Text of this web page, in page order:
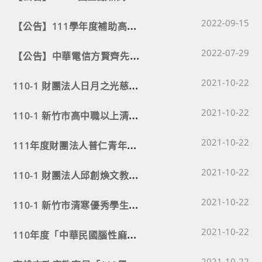
【
公告】111學年度補助高級中等以下學校原住民優秀學生獎學金要點及實施計畫 Post published:
2022-09-15
【
公告】中華電信方賢齊先生獎學金 Post published:
2022-07-29
1
10-1 財團法人日月之光慈善事業基金會清寒學子助學金 Post published:
2021-10-22
1
10-1 新竹市高中職以上清寒優秀學生獎學金 Post published:
2021-10-22
1
11年度財團法人普仁青年關懷基金會大手拉小手助學計畫 Post published:
2021-10-22
1
10-1 財團法人邱創煥文教基金會績優清寒孝親獎助學金 Post published:
2021-10-22
1
10-1 新竹市清寒優秀學生獎學金 Post published:
2021-10-22
1
10年度「中華民國腦性麻痺協會獎學金」 Post published:
2021-10-22